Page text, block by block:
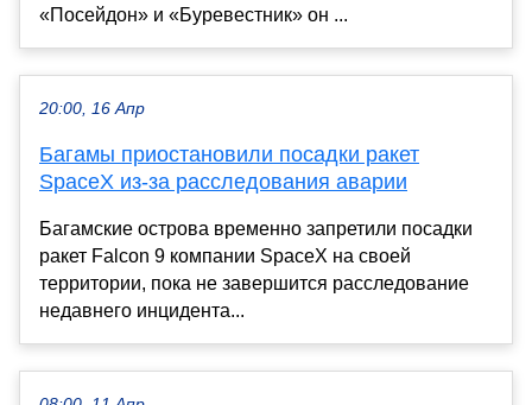
«Посейдон» и «Буревестник» он ...
20:00, 16 Апр
Багамы приостановили посадки ракет
SpaceX из-за расследования аварии
Багамские острова временно запретили посадки
ракет Falcon 9 компании SpaceX на своей
территории, пока не завершится расследование
недавнего инцидента...